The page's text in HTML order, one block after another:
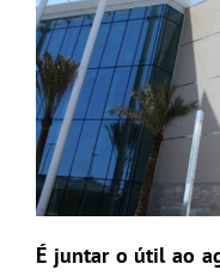
É juntar o útil ao